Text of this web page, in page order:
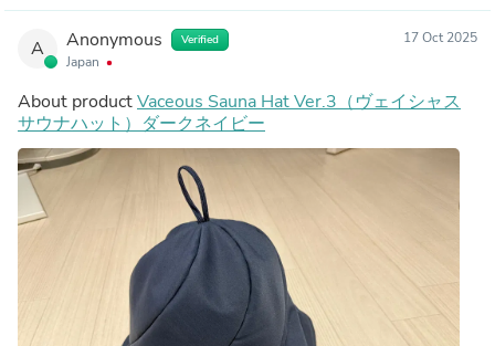
A Anonymous Verified
Japan
17 Oct 2025
About productVaceous Sauna Hat Ver.3（ヴェイシャス
サウナハット）ダークネイビー